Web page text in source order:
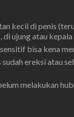
kecil di penis
ujung atau kepala
bisa kena
ereksi atau
melakukan